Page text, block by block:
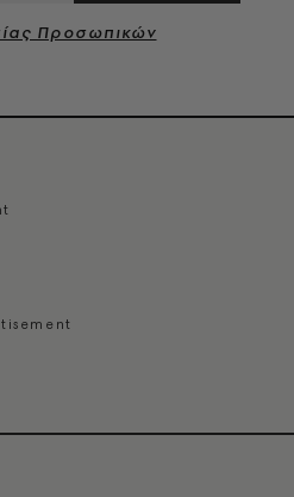
Προσωπικών